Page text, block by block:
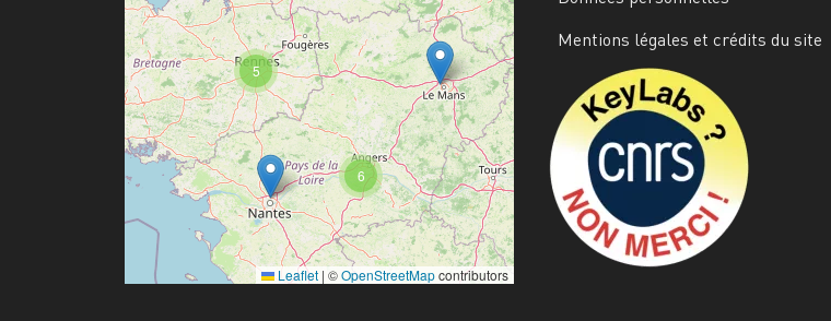
6
5
Leaflet | ©OpenStreetMapcontributors
Mentions légales et crédits du site